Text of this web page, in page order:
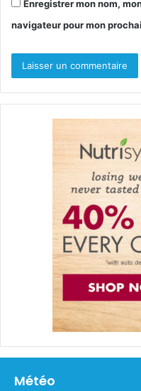
Enregistrer mon nom,
navigateur pour mon
Météo